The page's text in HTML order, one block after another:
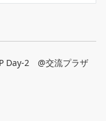
Day-2 @交流プラザ